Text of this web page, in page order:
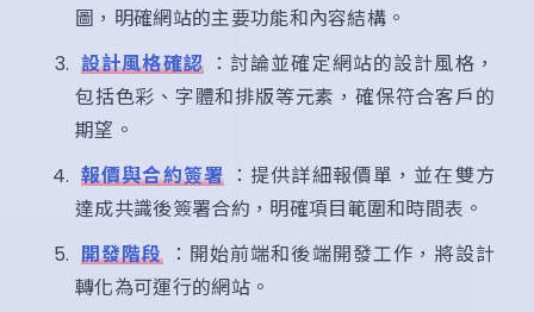
圖，明確網站的主要功能和內容結構。
設計風格確認 ：討論並確定網站的設計風格，
包括色彩、字體和排版等元素，確保符合客戶的
期望。
報價與合約簽署 ：提供詳細報價單，並在雙方
達成共識後簽署合約，明確項目範圍和時間表。
開發階段 ：開始前端和後端開發工作，將設計
轉化為可運行的網站。